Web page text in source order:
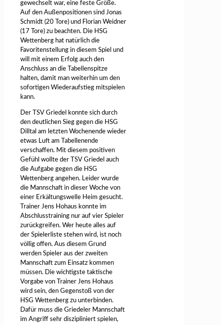
gewechselt war, eine feste Größe.
Auf den Außenpositionen sind Jonas
Schmidt (20 Tore) und Florian Weidner
(17 Tore) zu beachten. Die HSG
Wettenberg hat natürlich die
Favoritenstellung in diesem Spiel und
will mit einem Erfolg auch den
Anschluss an die Tabellenspitze
halten, damit man weiterhin um den
sofortigen Wiederaufstieg mitspielen
kann.
Der TSV Griedel konnte sich durch
den deutlichen Sieg gegen die HSG
Dilltal am letzten Wochenende wieder
etwas Luft am Tabellenende
verschaffen. Mit diesem positiven
Gefühl wollte der TSV Griedel auch
die Aufgabe gegen die HSG
Wettenberg angehen. Leider wurde
die Mannschaft in dieser Woche von
einer Erkältungswelle Heim gesucht.
Trainer Jens Hohaus konnte im
Abschlusstraining nur auf vier Spieler
zurückgreifen. Wer heute alles auf
der Spielerliste stehen wird, ist noch
völlig offen. Aus diesem Grund
werden Spieler aus der zweiten
Mannschaft zum Einsatz kommen
müssen. Die wichtigste taktische
Vorgabe von Trainer Jens Hohaus
wird sein, den Gegenstoß von der
HSG Wettenberg zu unterbinden.
Dafür muss die Griedeler Mannschaft
im Angriff sehr diszipliniert spielen,